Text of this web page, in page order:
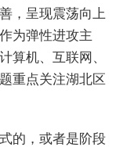
，呈现震荡向上
为弹性进攻主
算机、互联网、
重点关注湖北区
的，或者是阶段